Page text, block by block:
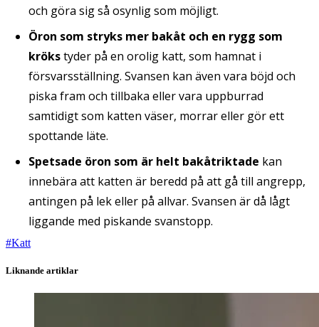
och göra sig så osynlig som möjligt.
Öron som stryks mer bakåt och en rygg som
krökstyder på en orolig katt, som hamnat i
försvarsställning. Svansen kan även vara böjd och
piska fram och tillbaka eller vara uppburrad
samtidigt som katten väser, morrar eller gör ett
spottande läte.
Spetsade öron som är helt bakåtriktade kan
innebära att katten är beredd på att gå till angrepp,
antingen på lek eller på allvar. Svansen är då lågt
liggande med piskande svanstopp.
#Katt
Liknande artiklar